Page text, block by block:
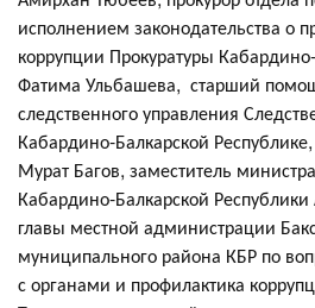
исполнением законодательства о
коррупции Прокуратуры
Фатима Ульбашева, старший
следственного управления
Кабардино-Балкарской
Мурат Багов, заместитель
Кабардино-Балкарской
главы местной администрации
муниципального района КБР по
с органами и профилактика